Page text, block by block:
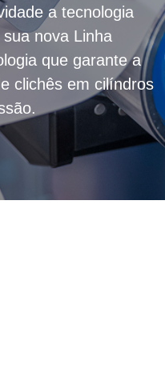
a tecnologia
nova Linha
que garante a
clichês em cilíndros